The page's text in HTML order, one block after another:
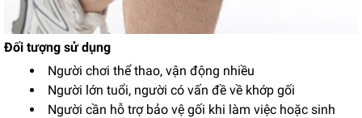
Đối tượng sử dụng
Người chơi thể thao, vận động nhiều
Người lớn tuổi, người có vấn đề về khớp gối
Người cần hỗ trợ bảo vệ gối khi làm việc hoặc sinh